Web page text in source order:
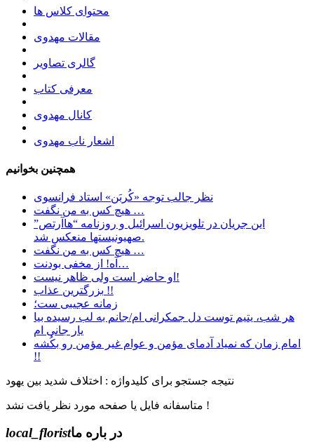
محتوای کلاس ها
مقالات مهدوی
گالری تصاویر
معرفی کتاب
کانال مهدوی
اشعار ناب مهدوی
همچنین بخوانیم
نظر جالب توجه «کُربَن» استاد فرانسوی
هیچ کس به من نگفت …
این جریان در تلویزیون اسرائیل و روزنامه “هاآرتص”
صهیونیستها منعکس شد.
هیچ کس به من نگفت …
آه! از مخفی بودنت…
او حاضر است ولی ظاهر نیست!
بزرگترین عذاب !!
زمانه عجیبی ست؛
هر شب، یتیم توست دل جمکرانی ام/جانم به لب رسیده بیا
یار جانی ام
امام زمان که نمیاد آدمای مؤمن و عوام غیر مؤمن رو بکُشه
!!
نتیجه جستجو برای کلیدواژه : اختلاف شدید بین یهود
متاسفانه فایل یا صفحه مورد نظر یافت نشد !
local_floristدر باره ما